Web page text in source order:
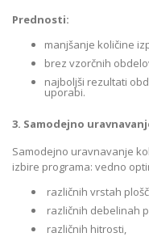
Prednosti:
manjšanje količine
brez vzorčnih
najboljši rezultati
uporabi.
3. Samodejno
Samodejno uravnavanje
izbire programa: vedno
različnih vrstah
različnih debelinah
različnih hitrosti,